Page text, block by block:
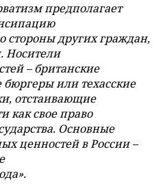
предполагает
стороны других граждан,
Носители
– британские
или техасские
отстаивающие
как свое право
Основные
ценностей в России –